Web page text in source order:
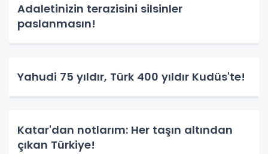
Adaletinizin terazisini silsinler
paslanmasın!
Yahudi 75 yıldır, Türk 400 yıldır Kudüs'te!
Katar'dan notlarım: Her taşın altından
çıkan Türkiye!